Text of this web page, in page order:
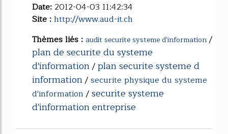
Date: 2012-04-03 11:42:34
Site :http://www.aud-it.ch
Thèmes liés : audit securite systeme d'information/
plan de securite du systeme
d'information/plan securite systeme d
information/securite physique du systeme
d'information/securite systeme
d'information entreprise